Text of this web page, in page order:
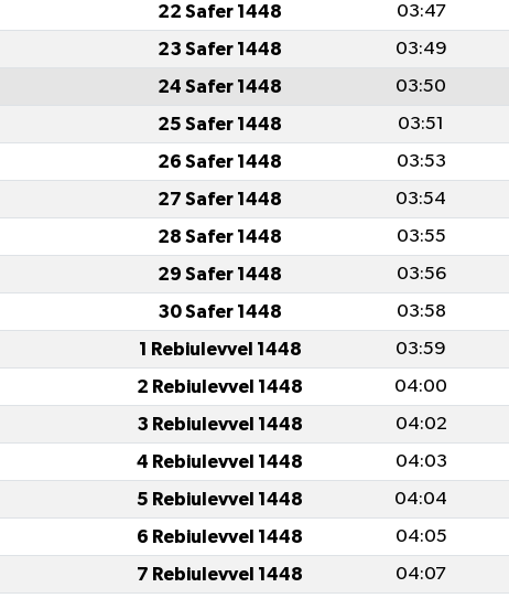
22 Safer 1448 03:47
23 Safer 1448 03:49
24 Safer 1448 03:50
25 Safer 1448 03:51
26 Safer 1448 03:53
27 Safer 1448 03:54
28 Safer 1448 03:55
29 Safer 1448 03:56
30 Safer 1448 03:58
1 Rebiulevvel 1448 03:59
2 Rebiulevvel 1448 04:00
3 Rebiulevvel 1448 04:02
4 Rebiulevvel 1448 04:03
5 Rebiulevvel 1448 04:04
6 Rebiulevvel 1448 04:05
7 Rebiulevvel 1448 04:07